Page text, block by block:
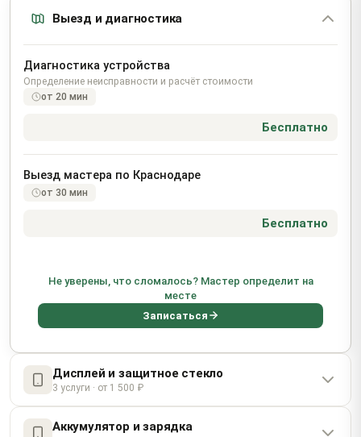
Выезд и диагностика
Диагностика устройства
Определение неисправности и расчёт стоимости
от 20 мин
Бесплатно
Выезд мастера по Краснодаре
от 30 мин
Бесплатно
Не уверены, что сломалось? Мастер определит на
месте
Записаться
Дисплей и защитное стекло
3 услуги · от 1 500 ₽
Замена OLED-дисплея Super Retina XDR с ProMotion
Аккумулятор и зарядка